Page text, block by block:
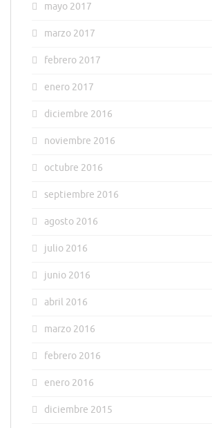
mayo 2017
marzo 2017
febrero 2017
enero 2017
diciembre 2016
noviembre 2016
octubre 2016
septiembre 2016
agosto 2016
julio 2016
junio 2016
abril 2016
marzo 2016
febrero 2016
enero 2016
diciembre 2015